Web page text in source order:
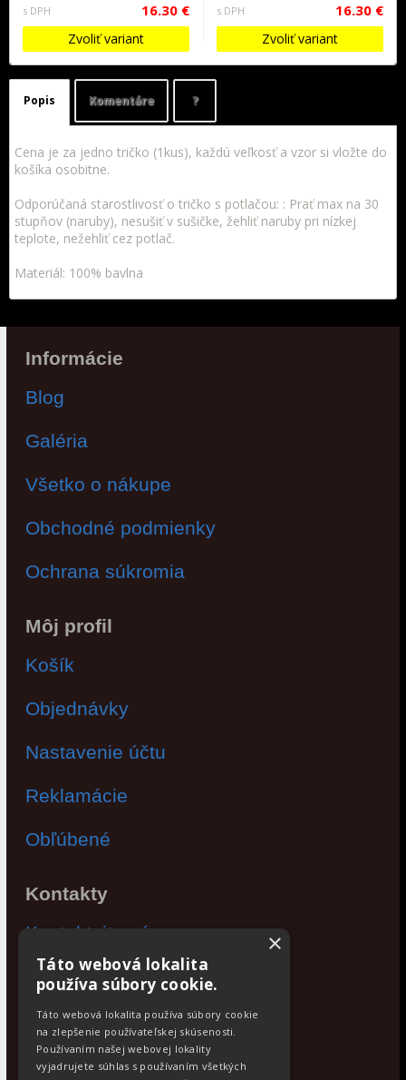
s DPH 16.30 €
Zvoliť variant
s DPH 16.30 €
Zvoliť variant
Popis Komentáre ?
Cena je za jedno tričko (1kus), každú veľkosť a vzor si vložte do
košíka osobitne.
Odporúčaná starostlivosť o tričko s potlačou: : Prať max na 30
stupňov (naruby), nesušiť v sušičke, žehliť naruby pri nízkej
teplote, nežehliť cez potlač.
Materiál: 100% bavlna
Informácie
Blog
Galéria
Všetko o nákupe
Obchodné podmienky
Ochrana súkromia
Môj profil
Košík
Objednávky
Nastavenie účtu
Reklamácie
Obľúbené
Kontakty
Kontaktujte nás
Po - Pia: 9:00 - 17:00
Newsletter
×
Táto webová lokalita
používa súbory cookie.
Táto webová lokalita používa súbory cookie
na zlepšenie používateľskej skúsenosti.
Používaním našej webovej lokality
vyjadrujete súhlas s používaním všetkých